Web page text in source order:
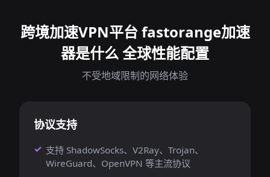
跨境加速VPN平台 fastorange加速
器是什么 全球性能配置
不受地域限制的网络体验
协议支持
支持 ShadowSocks、V2Ray、Trojan、
WireGuard、OpenVPN 等主流协议